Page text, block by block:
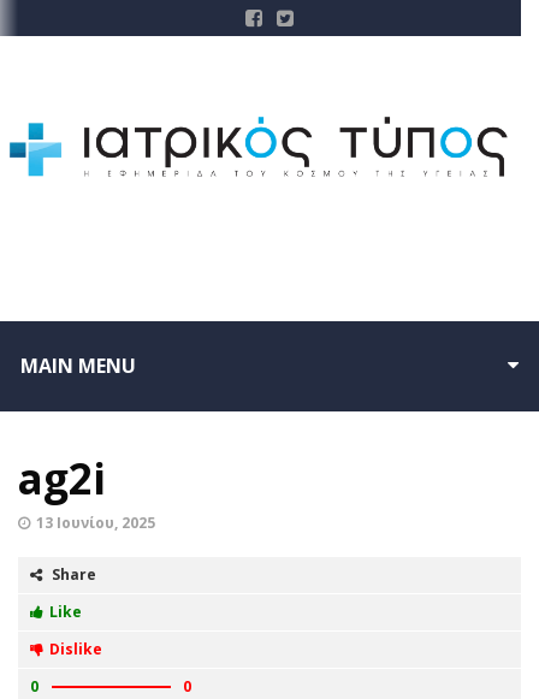
MAIN MENU
ag2i
13 Ιουνίου, 2025
Share
Like
Dislike
0
0